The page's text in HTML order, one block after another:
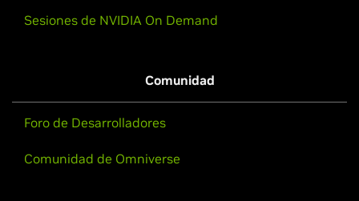
Sesiones de NVIDIA On Demand
Comunidad
Foro de Desarrolladores
Comunidad de Omniverse